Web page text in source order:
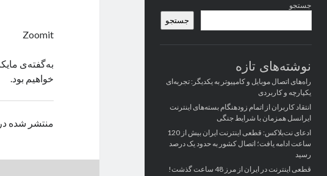
کناری
جستجو
جستجو
نوشته‌های تازه
راه‌های اتصال موبایل و کامپیوتر به یکدیگر: تجربه‌ای
یکپارچه و کاربردی
انتقاد کاربران از اتمام زودهنگام بسته‌های اینترنت
ایرانسل همزمان با شرایط جنگی
ادعای نت‌بلاکس: قطعی اینترنت ایران بیش از 120
ساعت ادامه یافت؛ اتصال کشور به حدود یک درصد
رسید
قطعی اینترنت در ایران از مرز 48 ساعت گذشت!
Zoomit
خواهیم بود.
منتشر شده در